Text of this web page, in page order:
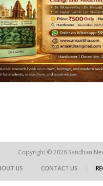
Copyright © 2026 Sandhan
US
CONTACT US